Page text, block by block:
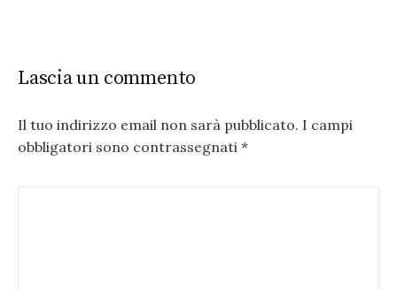
Lascia un commento
Il tuo indirizzo email non sarà pubblicato. I campi
obbligatori sono contrassegnati *